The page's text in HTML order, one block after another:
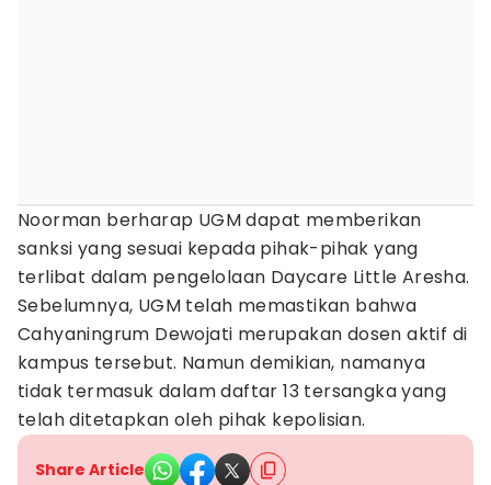
Noorman berharap UGM dapat memberikan
sanksi yang sesuai kepada pihak-pihak yang
terlibat dalam pengelolaan Daycare Little Aresha.
Sebelumnya, UGM telah memastikan bahwa
Cahyaningrum Dewojati merupakan dosen aktif di
kampus tersebut. Namun demikian, namanya
tidak termasuk dalam daftar 13 tersangka yang
telah ditetapkan oleh pihak kepolisian.
Share Article